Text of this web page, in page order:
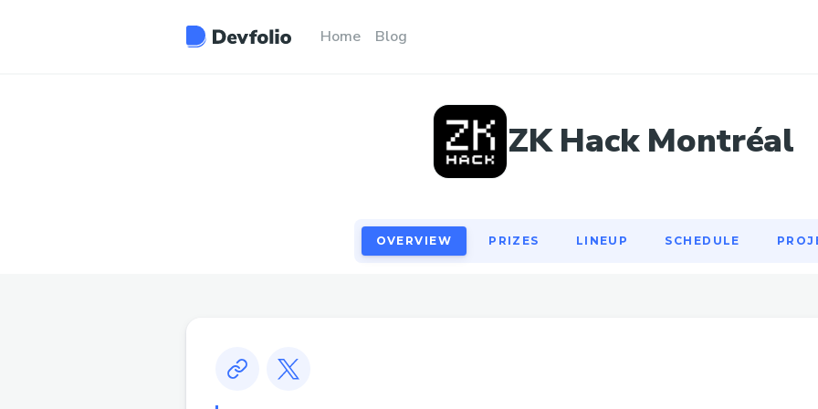
Home Blog
ZK Hack Montréal
OVERVIEW PRIZES LINEUP SCHEDULE
OVERVIEW